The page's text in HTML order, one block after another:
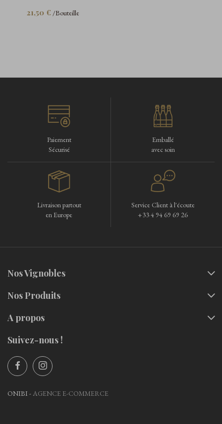
21,50 € /Bouteille
Paiement
Sécurisé
Emballé
avec soin
Livraison partout
en Europe
Service Client à l'écoute
+33 4 94 69 69 26
Nos Vignobles
Nos Produits
A propos
Suivez-nous !
ONIBI - AGENCE E-COMMERCE